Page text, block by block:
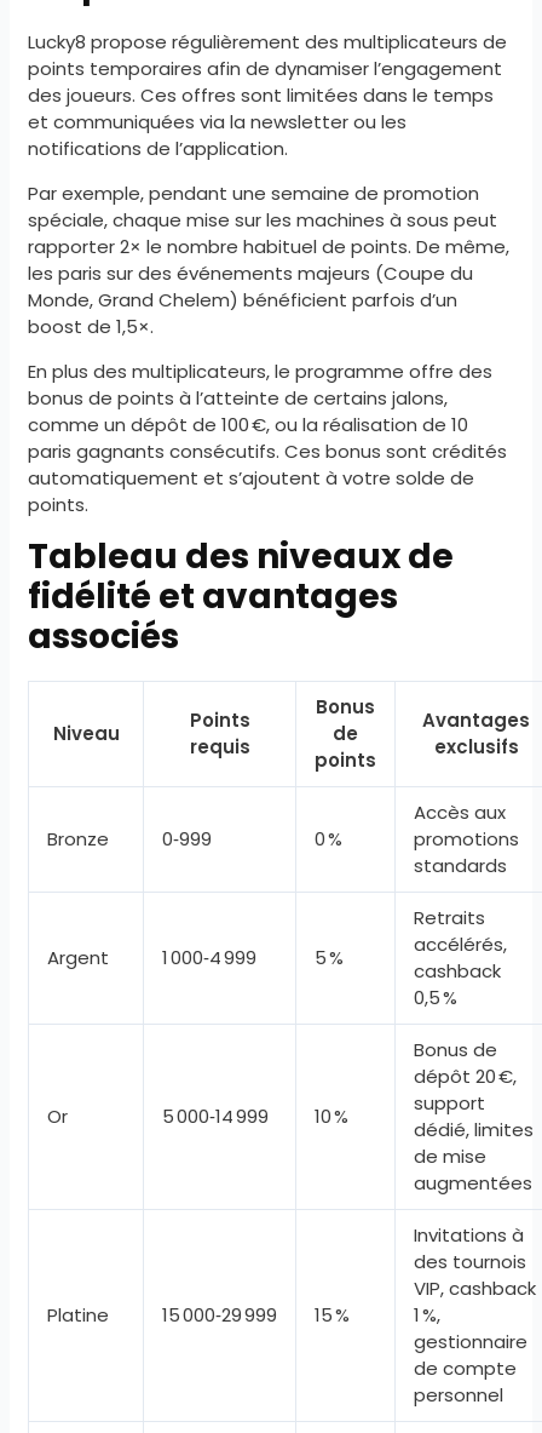
Lucky8 propose régulièrement des multiplicateurs de
points temporaires afin de dynamiser l’engagement
des joueurs. Ces offres sont limitées dans le temps
et communiquées via la newsletter ou les
notifications de l’application.
Par exemple, pendant une semaine de promotion
spéciale, chaque mise sur les machines à sous peut
rapporter 2× le nombre habituel de points. De même,
les paris sur des événements majeurs (Coupe du
Monde, Grand Chelem) bénéficient parfois d’un
boost de 1,5×.
En plus des multiplicateurs, le programme offre des
bonus de points à l’atteinte de certains jalons,
comme un dépôt de 100 €, ou la réalisation de 10
paris gagnants consécutifs. Ces bonus sont crédités
automatiquement et s’ajoutent à votre solde de
points.
Tableau des niveaux de
fidélité et avantages
associés
Niveau
Points
requis
Bonus
de
points
Avantages
exclusifs
Bronze 0‑999 0 %
Accès aux
promotions
standards
Argent 1 000‑4 999 5 %
Retraits
accélérés,
cashback
0,5 %
Or 5 000‑14 999 10 %
Bonus de
dépôt 20 €,
support
dédié, limites
de mise
augmentées
Platine 15 000‑29 999 15 %
Invitations à
des tournois
VIP, cashback
1 %,
gestionnaire
de compte
personnel